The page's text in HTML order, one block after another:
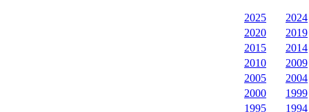
2025
2024
2020
2019
2015
2014
2010
2009
2005
2004
2000
1999
1995
1994